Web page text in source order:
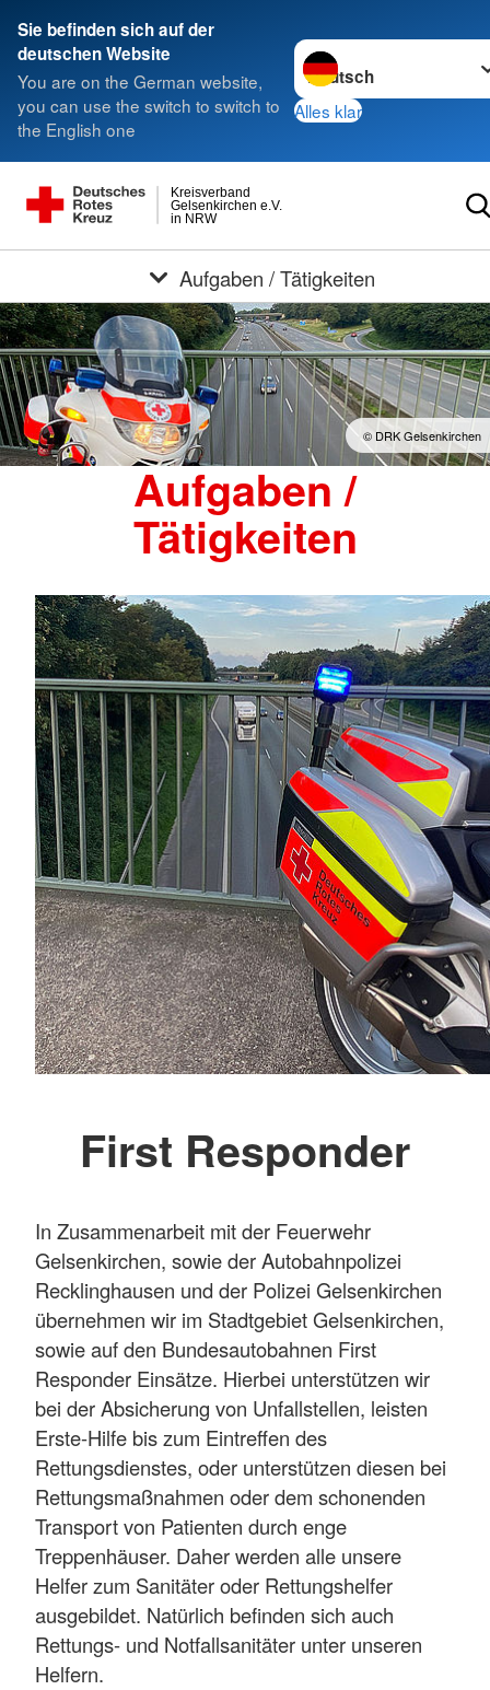
Sie befinden sich auf der
deutschen Website
You are on the German website,
you can use the switch to switch to
the English one
Sprache wechseln zu
Alles klar
in NRW
Gelsenkirchen e.V.
Kreisverband
Aufgaben / Tätigkeiten
© DRK Gelsenkirchen
Aufgaben /
Tätigkeiten
First Responder
In Zusammenarbeit mit der Feuerwehr
Gelsenkirchen, sowie der Autobahnpolizei
Recklinghausen und der Polizei Gelsenkirchen
übernehmen wir im Stadtgebiet Gelsenkirchen,
sowie auf den Bundesautobahnen First
Responder Einsätze. Hierbei unterstützen wir
bei der Absicherung von Unfallstellen, leisten
Erste-Hilfe bis zum Eintreffen des
Rettungsdienstes, oder unterstützen diesen bei
Rettungsmaßnahmen oder dem schonenden
Transport von Patienten durch enge
Treppenhäuser. Daher werden alle unsere
Helfer zum Sanitäter oder Rettungshelfer
ausgebildet. Natürlich befinden sich auch
Rettungs- und Notfallsanitäter unter unseren
Helfern.